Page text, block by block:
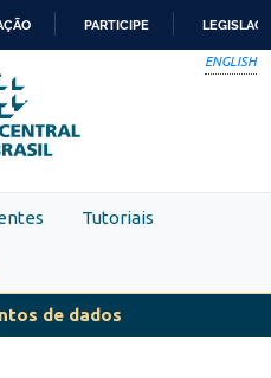
PARA
O
CONTEÚDO
PARTICIPE
ENGLISH
Tutoriais
de dados